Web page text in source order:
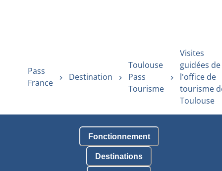
Pass
France
Destination
Toulouse
Pass
Tourisme
Visites
guidées de
l'office de
tourisme
Toulouse
Fonctionnement
Destinations